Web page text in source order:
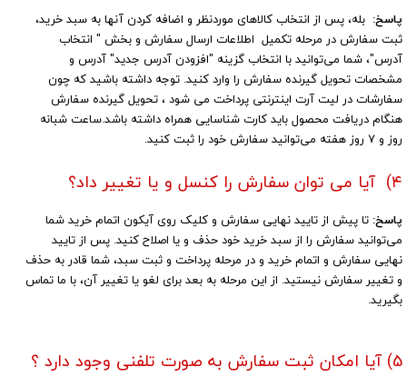
پاسخ: بله، پس از انتخاب کالاهای موردنظر و اضافه کردن آنها به سبد خرید،
ثبت سفارش در مرحله تکمیل اطلاعات ارسال سفارش و بخش " انتخاب
آدرس"، شما می‌توانید با انتخاب گزینه "افزودن آدرس جدید" آدرس و
مشخصات تحویل گیرنده سفارش را وارد کنید. توجه داشته باشید که چون
سفارشات در لیت آرت اینترنتی پرداخت می شود ، تحویل گیرنده سفارش
هنگام دریافت محصول باید کارت شناسایی همراه داشته باشد.ساعت شبانه
روز و 7 روز هفته می‌‏توانید سفارش خود را ثبت کنید.
۴) آیا می توان سفارش را کنسل و یا تغییر داد؟
پاسخ: تا پیش از تایید نهایی سفارش و کلیک روی آیکون اتمام خرید شما
می‌توانید سفارش را از سبد خرید خود حذف و یا اصلاح کنید. پس از تایید
نهایی سفارش و اتمام خرید و در مرحله پرداخت و ثبت سبد، شما قادر به حذف
و تغییر سفارش نیستید. از این مرحله به بعد برای لغو یا تغییر آن، با ما تماس
بگیرید.
5) آیا امکان ثبت سفارش به صورت تلفنی وجود دارد ؟